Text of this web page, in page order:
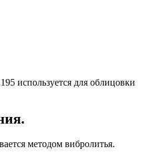
используется для облицовки
методом вибролитья.